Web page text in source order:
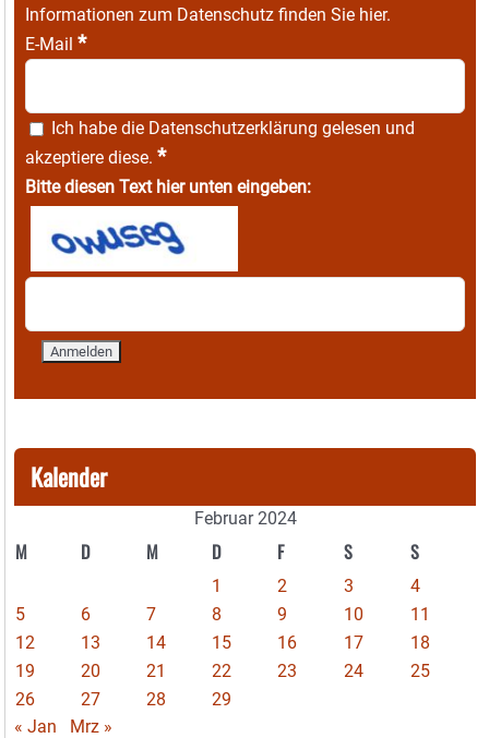
Informationen zum Datenschutz finden Sie hier.
E-Mail *
Ich habe die Datenschutzerklärung gelesen und
akzeptiere diese. *
Bitte diesen Text hier unten eingeben:
Kalender
Februar 2024
M D M D F S S
1 2 3
4
5
6 7 8 9 10
11
12
13 14 15 16 17
18
19
20 21 22 23 24
25
26
27 28
29
« Jan
Mrz »